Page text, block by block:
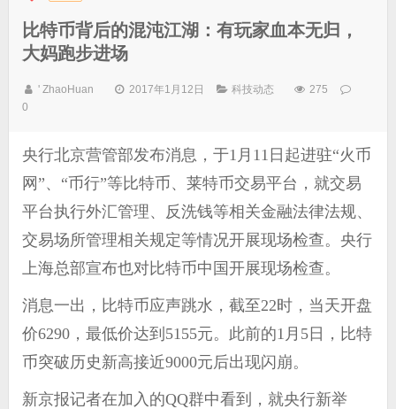
比特币背后的混沌江湖：有玩家血本无归，
大妈跑步进场
' ZhaoHuan 2017年1月12日 科技动态
275
0
央行北京营管部发布消息，于1月11日起进驻“火币
网”、“币行”等比特币、莱特币交易平台，就交易
平台执行外汇管理、反洗钱等相关金融法律法规、
交易场所管理相关规定等情况开展现场检查。央行
上海总部宣布也对比特币中国开展现场检查。
消息一出，比特币应声跳水，截至22时，当天开盘
价6290，最低价达到5155元。此前的1月5日，比特
币突破历史新高接近9000元后出现闪崩。
新京报记者在加入的QQ群中看到，就央行新举